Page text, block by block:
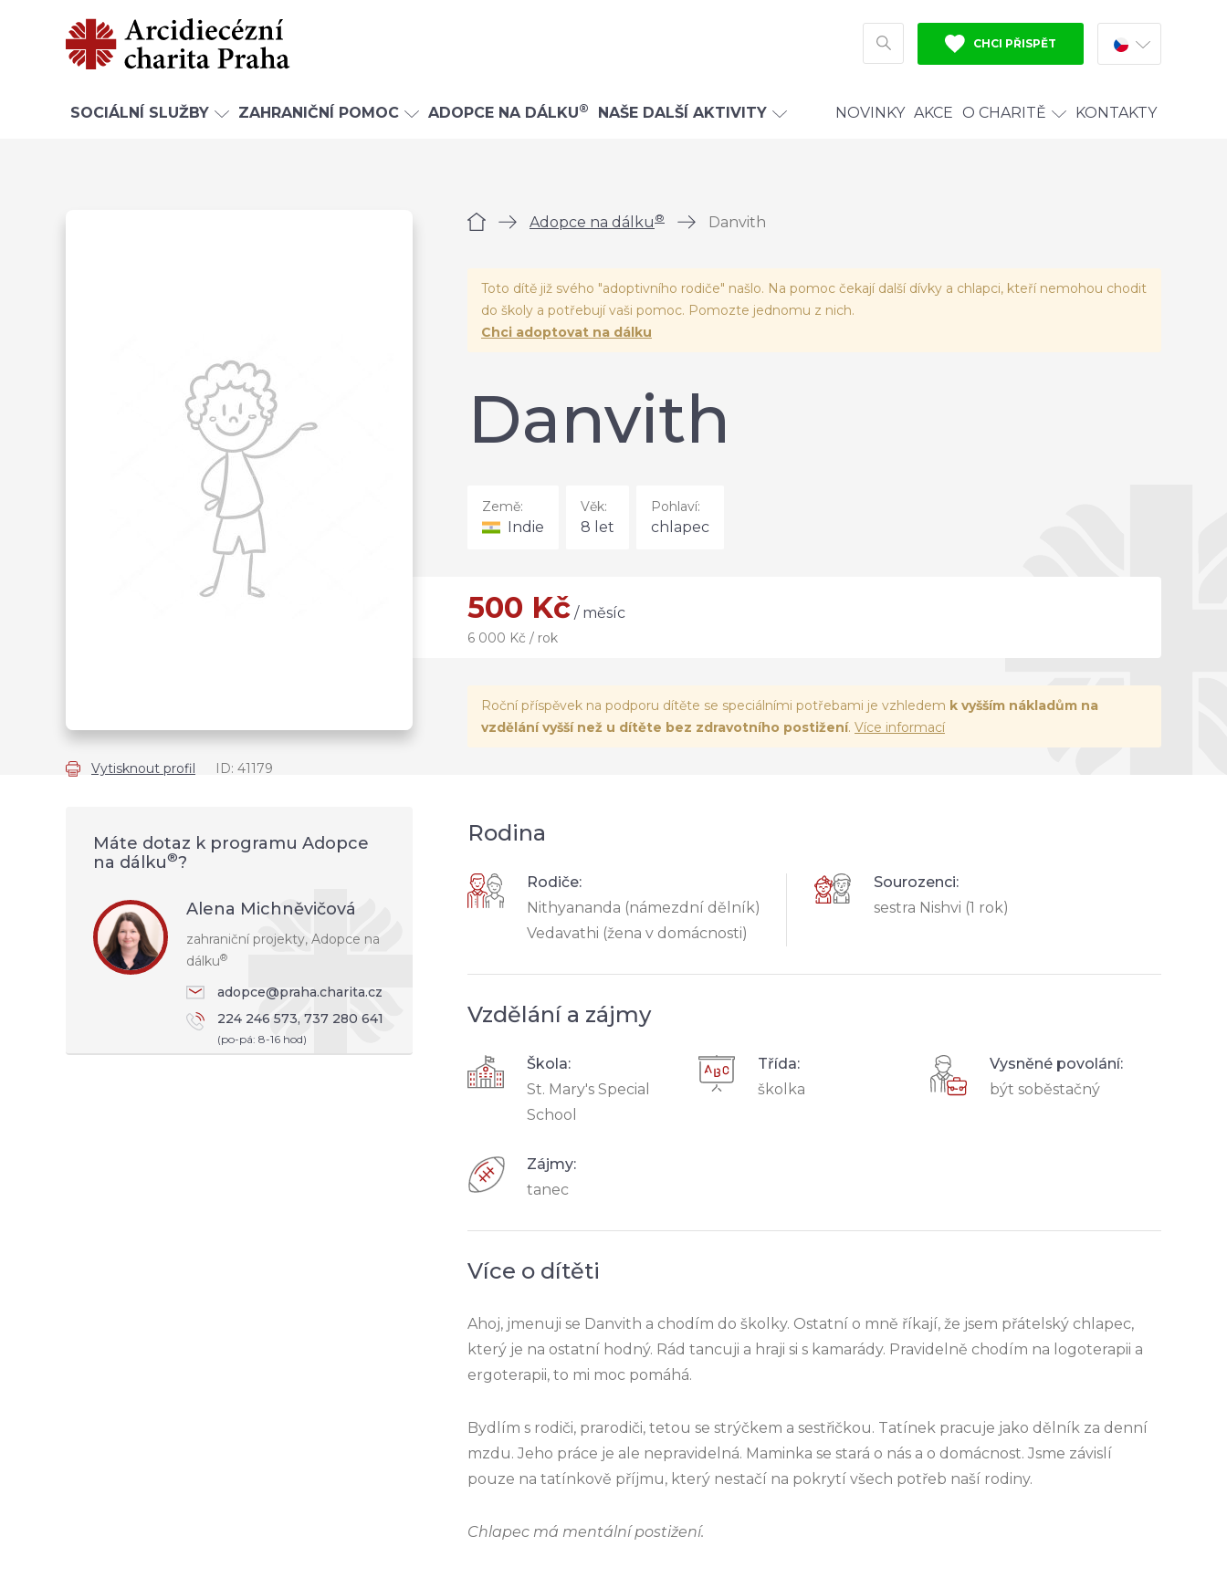
HLEDAT CHCI PŘISPĚT
SOCIÁLNÍ SLUŽBY ZAHRANIČNÍ POMOC ADOPCE NA DÁLKU® NAŠE DALŠÍ AKTIVITY NOVINKY AKCE O CHARITĚ KONTAKTY
Úvod Adopce na dálku ® Danvith
Toto dítě již svého "adoptivního rodiče" našlo. Na pomoc čekají další dívky a chlapci, kteří nemohou chodit
do školy a potřebují vaši pomoc. Pomozte jednomu z nich.
Chci adoptovat na dálku
Danvith
Země:
Indie
Věk:
8 let
Pohlaví:
chlapec
500 Kč / měsíc
6 000 Kč / rok
Roční příspěvek na podporu dítěte se speciálními potřebami je vzhledem k vyšším nákladům na
vzdělání vyšší než u dítěte bez zdravotního postižení. Více informací
Rodina
Rodiče:
Nithyananda (námezdní dělník)
Vedavathi (žena v domácnosti)
Sourozenci:
sestra Nishvi (1 rok)
Vzdělání a zájmy
Škola:
St. Mary's Special
School
Třída:
školka
Vysněné povolání:
být soběstačný
Zájmy:
tanec
Více o dítěti
Ahoj, jmenuji se Danvith a chodím do školky. Ostatní o mně říkají, že jsem přátelský chlapec,
který je na ostatní hodný. Rád tancuji a hraji si s kamarády. Pravidelně chodím na logoterapii a
ergoterapii, to mi moc pomáhá.
Bydlím s rodiči, prarodiči, tetou se strýčkem a sestřičkou. Tatínek pracuje jako dělník za denní
mzdu. Jeho práce je ale nepravidelná. Maminka se stará o nás a o domácnost. Jsme závislí
pouze na tatínkově příjmu, který nestačí na pokrytí všech potřeb naší rodiny.
Chlapec má mentální postižení.
Vytisknout profil ID: 41179
Máte dotaz k programu Adopce
na dálku®?
Alena Michněvičová
zahraniční projekty, Adopce na
dálku®
adopce@praha.charita.cz
224 246 573, 737 280 641
(po-pá: 8-16 hod)